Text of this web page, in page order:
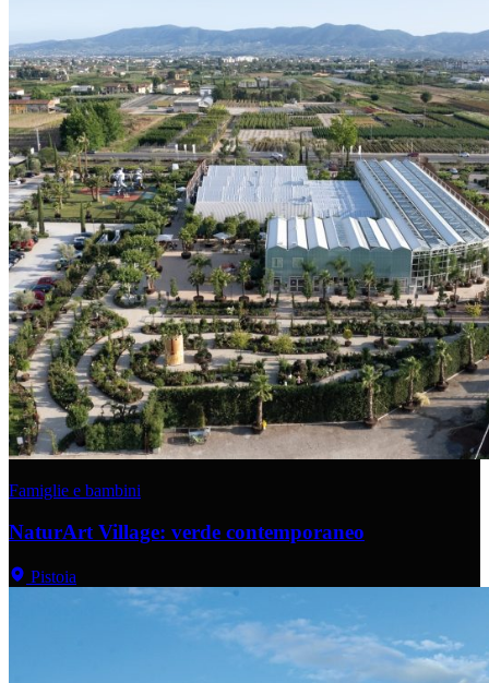
Famiglie e bambini
NaturArt Village: verde contemporaneo
Pistoia